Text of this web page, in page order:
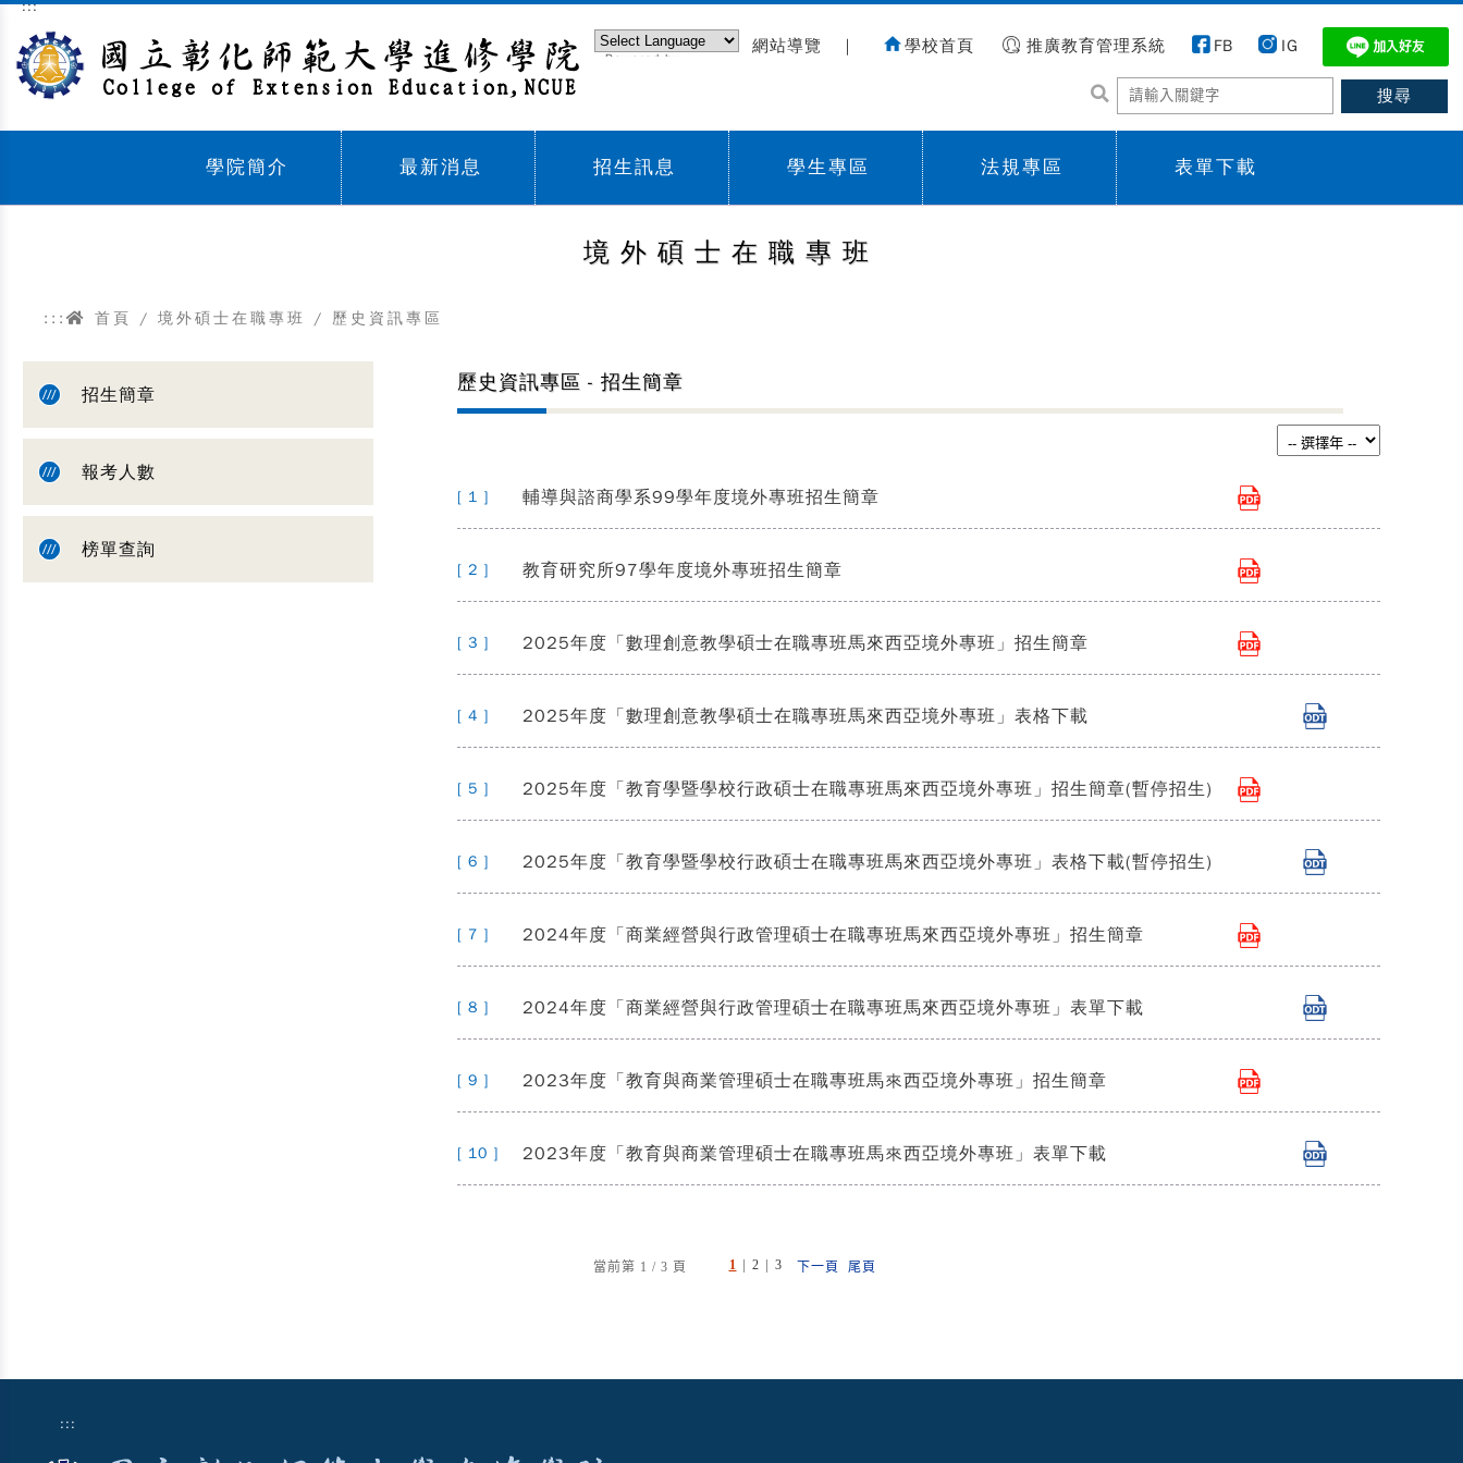
跳到主要內容區塊
:::
Powered by
網站導覽 ｜ 學校首頁 推廣教育管理系統 FB IG
學院簡介 最新消息 招生訊息 學生專區 法規專區 表單下載
境外碩士在職專班
::: 首頁 / 境外碩士在職專班 / 歷史資訊專區
招生簡章
報考人數
榜單查詢
歷史資訊專區 - 招生簡章
[ 1 ] 輔導與諮商學系99學年度境外專班招生簡章
[ 2 ] 教育研究所97學年度境外專班招生簡章
[ 3 ] 2025年度「數理創意教學碩士在職專班馬來西亞境外專班」招生簡章
[ 4 ] 2025年度「數理創意教學碩士在職專班馬來西亞境外專班」表格下載
[ 5 ] 2025年度「教育學暨學校行政碩士在職專班馬來西亞境外專班」招生簡章(暫停招生)
[ 6 ] 2025年度「教育學暨學校行政碩士在職專班馬來西亞境外專班」表格下載(暫停招生)
[ 7 ] 2024年度「商業經營與行政管理碩士在職專班馬來西亞境外專班」招生簡章
[ 8 ] 2024年度「商業經營與行政管理碩士在職專班馬來西亞境外專班」表單下載
[ 9 ] 2023年度「教育與商業管理碩士在職專班馬來西亞境外專班」招生簡章
[ 10 ] 2023年度「教育與商業管理碩士在職專班馬來西亞境外專班」表單下載
當前第 1 / 3 頁 1 | 2 | 3 下一頁 尾頁
:::